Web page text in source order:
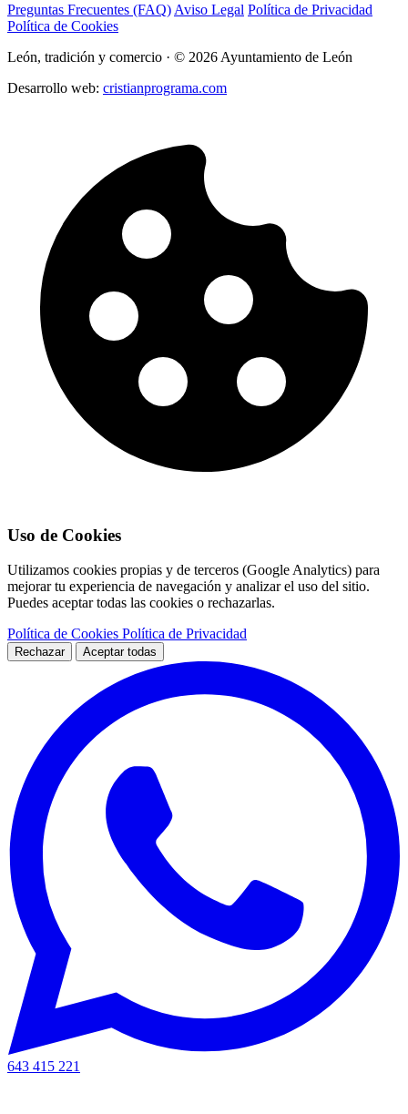
Preguntas Frecuentes (FAQ) Aviso Legal Política de Privacidad
Política de Cookies
León, tradición y comercio · © 2026 Ayuntamiento de León
Desarrollo web: cristianprograma.com
Uso de Cookies
Utilizamos cookies propias y de terceros (Google Analytics) para
mejorar tu experiencia de navegación y analizar el uso del sitio.
Puedes aceptar todas las cookies o rechazarlas.
Política de Cookies Política de Privacidad
Rechazar Aceptar todas
643 415 221